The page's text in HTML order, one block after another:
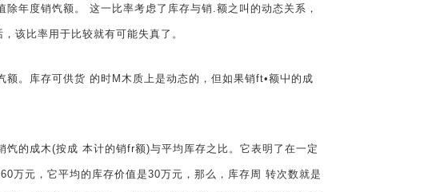
度销饩额。 这一比率考虑了库存与销.额之叫的动态关系，
该比率用于比较就有可能失真了。
。库存可供货 的时M木质上是动态的，但如果销ft•额屮的成
的成木(按成 本计的销fr额)与平均厍存之比。它表明了在一定
万元，它平均的库存价值是30万元，那么，库存周 转次数就是